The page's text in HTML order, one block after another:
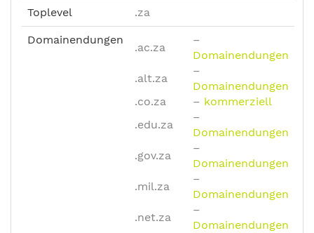
Toplevel .za
Domainendungen
.ac.za
–
Domainendungen
.alt.za
–
Domainendungen
.co.za
– kommerziell
.edu.za
–
Domainendungen
.gov.za
–
Domainendungen
.mil.za
–
Domainendungen
.net.za
–
Domainendungen